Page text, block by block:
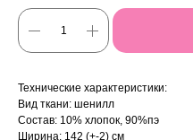
Технические характеристики:
Вид ткани: шенилл
Состав: 10% хлопок, 90%пэ
Ширина: 142 (+-2) см